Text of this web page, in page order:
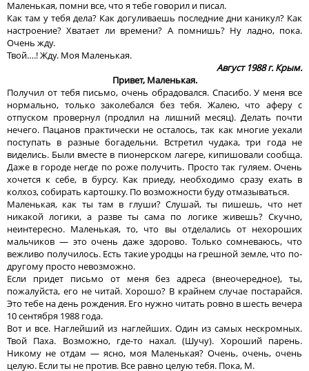
Маленькая, помни все, что я тебе говорил и писал.
Как там у тебя дела? Как догуливаешь последние дни каникул? Как
настроение? Хватает ли времени? А помнишь? Ну ладно, пока.
Очень жду.
Твой….! Жду. Моя Маленькая.
Август 1988 г. Крым.
Привет, Маленькая.
Получил от тебя письмо, очень обрадовался. Спасибо. У меня все
нормально, только заколебался без тебя. Жалею, что аферу с
отпуском провернул (продлил на лишний месяц). Делать почти
нечего. Пацанов практически не осталось, так как многие уехали
поступать в разные богадельни. Встретил чудака, три года не
виделись. Были вместе в пионерском лагере, кипишовали сообща.
Даже в городе негде по роже получить. Просто так гуляем. Очень
хочется к себе, в бурсу. Как приеду, необходимо сразу ехать в
колхоз, собирать картошку. По возможности буду отмазываться.
Маленькая, как ты там в глуши? Слушай, ты пишешь, что нет
никакой логики, а разве ты сама по логике живешь? Скучно,
неинтересно. Маленькая, то, что вы отделались от нехороших
мальчиков — это очень даже здорово. Только сомневаюсь, что
вежливо получилось. Есть такие уродцы на грешной земле, что по-
другому просто невозможно.
Если придет письмо от меня без адреса (внеочередное), ты,
пожалуйста, его не читай. Хорошо? В крайнем случае постарайся.
Это тебе на день рождения. Его нужно читать ровно в шесть вечера
10 сентября 1988 года.
Вот и все. Наглейший из наглейших. Один из самых нескромных.
Твой Паха. Возможно, где-то нахал. (Шучу). Хороший парень.
Никому не отдам — ясно, моя Маленькая? Очень, очень, очень
целую. Если ты не против. Все равно целую тебя. Пока, М.